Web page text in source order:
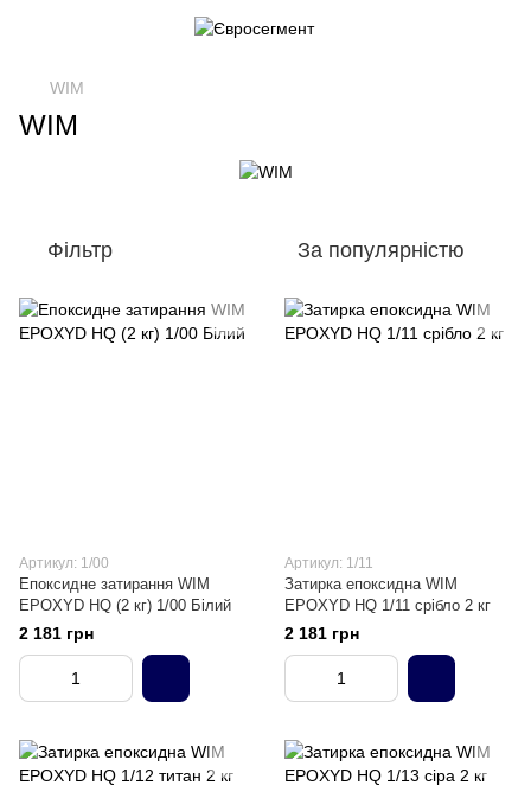
WIM
WIM
Фільтр За популярністю
Артикул: 1/00
Епоксидне затирання WIM
EPOXYD HQ (2 кг) 1/00 Білий
2 181 грн
Артикул: 1/11
Затирка епоксидна WIM
EPOXYD HQ 1/11 срібло 2 кг
2 181 грн